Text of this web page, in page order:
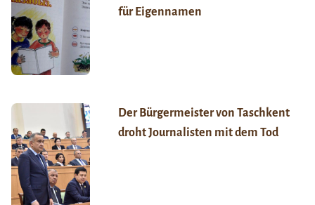
für Eigennamen
Der Bürgermeister von Taschkent
droht Journalisten mit dem Tod